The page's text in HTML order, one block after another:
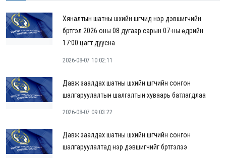
Хяналтын шатны шүүхийн шүүгчид нэр дэвшигчийн
бүртгэл 2026 оны 08 дугаар сарын 07-ны өдрийн
17:00 цагт дуусна
2026-08-07 10:02:11
Давж заалдах шатны шүүхийн шүүгчийн сонгон
шалгаруулалтын шалгалтын хуваарь батлагдлаа
2026-08-07 09:03:22
Давж заалдах шатны шүүхийн шүүгчийн сонгон
шалгаруулалтад нэр дэвшигчийг бүртгэлээ